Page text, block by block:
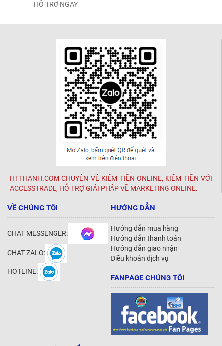
HỖ TRỢ NGAY
HTTHANH.COM CHUYÊN VỀ KIẾM TIỀN ONLINE, KIẾM TIỀN VỚI
ACCESSTRADE, HỖ TRỢ GIẢI PHÁP VỀ MARKETING ONLINE.
VỀ CHÚNG TÔI
CHAT MESSENGER:
CHAT ZALO:
HOTLINE:
HƯỚNG DẪN
Hướng dẫn mua hàng
Hướng dẫn thanh toán
Hướng dẫn giao nhận
Điều khoản dịch vụ
FANPAGE CHÚNG TÔI